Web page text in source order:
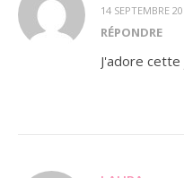
14 SEPTEMBRE
RÉPONDRE
J'adore cette